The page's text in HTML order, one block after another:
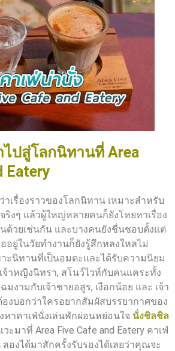
ปสู่โลกนิทานที่ Area
Eatery
เรื่องราวของโลกนิทาน เหมาะสำหรับ
ริงๆ แล้วผู้ใหญ่หลายคนก็ยังโหยหาเรื่อง
ด้วยเช่นกัน และบางคนยังชื่นชอบตั้งแต่
อยู่ในวัยทำงานก็ยังรู้สึกหลงใหลไม่
าะนิทานที่เป็นอมตะและได้รับความนิยม
จ้าหญิงนิทรา, สโนว์ไวท์กับคนแคระทั้ง
มงามกับเจ้าชายอสูร, เงือกน้อย และ เจ้า
งบอกว่าใครอยากสัมผัสบรรยากาศของ
าคาเฟ่นั่งเล่นพักผ่อนหย่อนใจ นั่งชิลชิล
ะมาที่ Area Five Cafe and Eatery คาเฟ่
องได้มาสักครั้งรับรองได้เลยว่าคุณจะ